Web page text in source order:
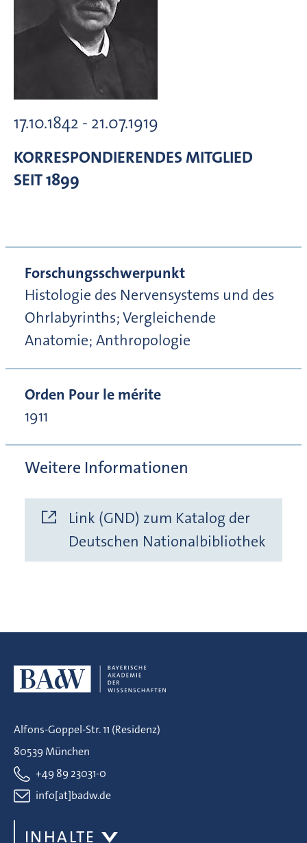
17.10.1842 - 21.07.1919
KORRESPONDIERENDES MITGLIED
SEIT 1899
Forschungsschwerpunkt
Histologie des Nervensystems und des
Ohrlabyrinths; Vergleichende
Anatomie; Anthropologie
Orden Pour le mérite
1911
Weitere Informationen
Link (GND) zum Katalog der
Deutschen Nationalbibliothek
Alfons-Goppel-Str. 11 (Residenz)
80539 München
+49 89 23031-0
info[at]badw.de
INHALTE